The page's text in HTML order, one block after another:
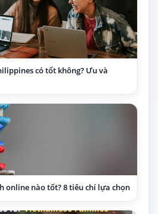
có tốt không? Ưu và
online nào tốt? 8 tiêu chí lựa chọn